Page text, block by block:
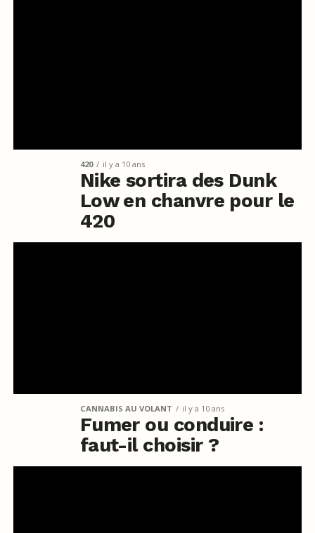
420 il y a 10 ans
Nike sortira des Dunk
Low en chanvre pour le
420
CANNABIS AU VOLANT il y a 10 ans
Fumer ou conduire :
faut-il choisir ?